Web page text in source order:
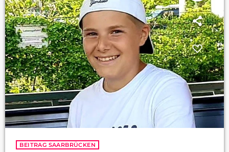
BEITRAG SAARBRÜCKEN